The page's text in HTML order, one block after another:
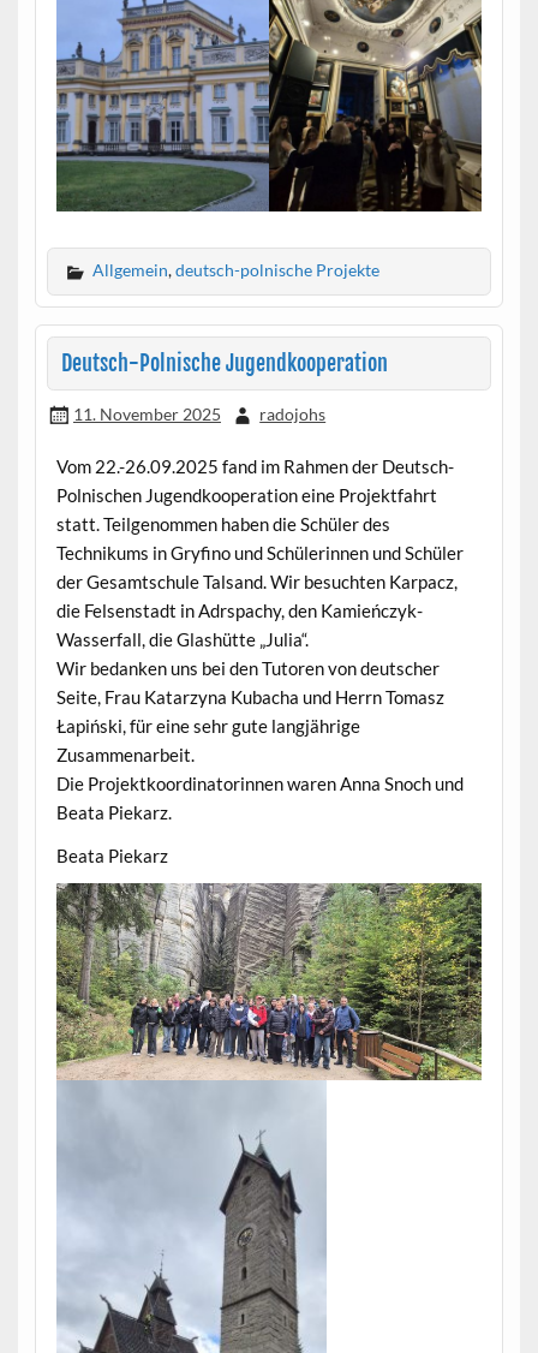
Allgemein,deutsch-polnische Projekte
Deutsch-Polnische Jugendkooperation
11. November 2025 radojohs
Vom 22.-26.09.2025 fand im Rahmen der Deutsch-
Polnischen Jugendkooperation eine Projektfahrt
statt. Teilgenommen haben die Schüler des
Technikums in Gryfino und Schülerinnen und Schüler
der Gesamtschule Talsand. Wir besuchten Karpacz,
die Felsenstadt in Adrspachy, den Kamieńczyk-
Wasserfall, die Glashütte „Julia“.
Wir bedanken uns bei den Tutoren von deutscher
Seite, Frau Katarzyna Kubacha und Herrn Tomasz
Łapiński, für eine sehr gute langjährige
Zusammenarbeit.
Die Projektkoordinatorinnen waren Anna Snoch und
Beata Piekarz.
Beata Piekarz